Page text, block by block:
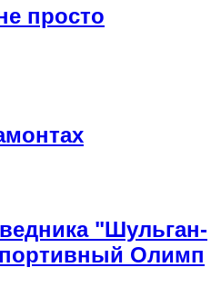
просто
"Шульган-
Олимп